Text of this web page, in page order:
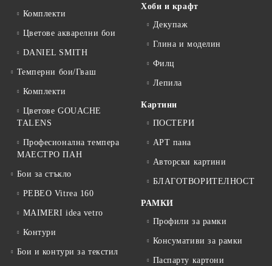
Комплекти
Цветове акварелни бои
DANIEL SMITH
Темперни бои/Гваш
Комплекти
Цветове GOUACHE
TALENS
Професионална темпера
МАЕСТРО ПАН
Бои за стъкло
PEBEO Vitrea 160
MAIMERI idea vetro
Контури
Бои и контури за текстил
Хоби и крафт
Декупаж
Глина и моделин
Филц
Лепила
Картини
ПОСТЕРИ
АРТ пана
Авторски картини
БЛАГОТВОРИТЕЛНОСТ
РАМКИ
Профили за рамки
Консумативи за рамки
Паспарту картони